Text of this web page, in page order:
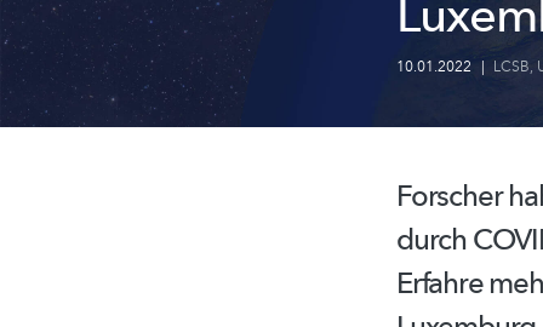
10.01.2022 | LCSB,
Forscher
durch
Erfahre